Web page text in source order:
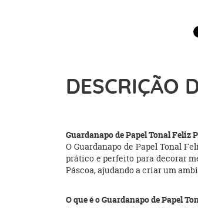
DESCRIÇÃO
Guardanapo de Papel Tonal Feliz
O Guardanapo de Papel Tonal
prático e perfeito para decorar
Páscoa, ajudando a criar um
O que é o Guardanapo de Papel